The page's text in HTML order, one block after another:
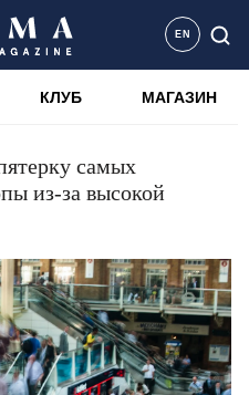
EN
КЛУБ МАГАЗИН
самых
из-за высокой